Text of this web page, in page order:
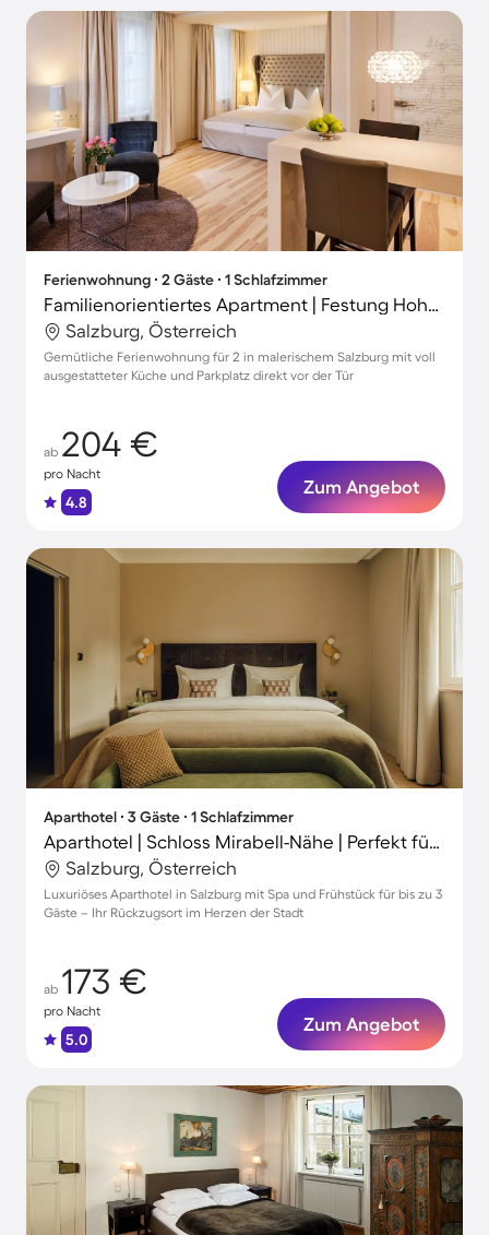
Ferienwohnung ∙ 2 Gäste ∙ 1 Schlafzimmer
Familienorientiertes Apartment | Festung Hohensalzburg in der Nähe | Ideal für Homeoffice
Salzburg, Österreich
Gemütliche Ferienwohnung für 2 in malerischem Salzburg mit voll
ausgestatteter Küche und Parkplatz direkt vor der Tür
ab 204 €
pro Nacht
4.8
Zum Angebot
Aparthotel ∙ 3 Gäste ∙ 1 Schlafzimmer
Aparthotel | Schloss Mirabell-Nähe | Perfekt für die Arbeit von Zuhause
Salzburg, Österreich
Luxuriöses Aparthotel in Salzburg mit Spa und Frühstück für bis zu 3
Gäste – Ihr Rückzugsort im Herzen der Stadt
ab 173 €
pro Nacht
5.0
Zum Angebot